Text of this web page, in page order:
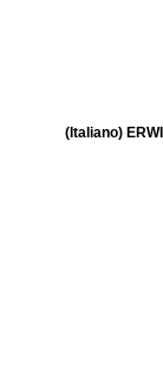
(Italiano)